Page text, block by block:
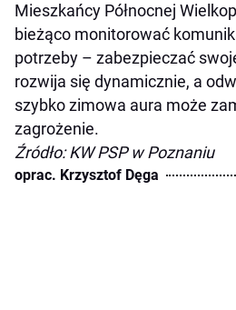
Mieszkańcy Północnej
bieżąco monitorować
potrzeby – zabezpieczać
rozwija się dynamicznie, a
szybko zimowa aura może
zagrożenie.
Źródło: KW PSP w Poznaniu
oprac. Krzysztof Dęga